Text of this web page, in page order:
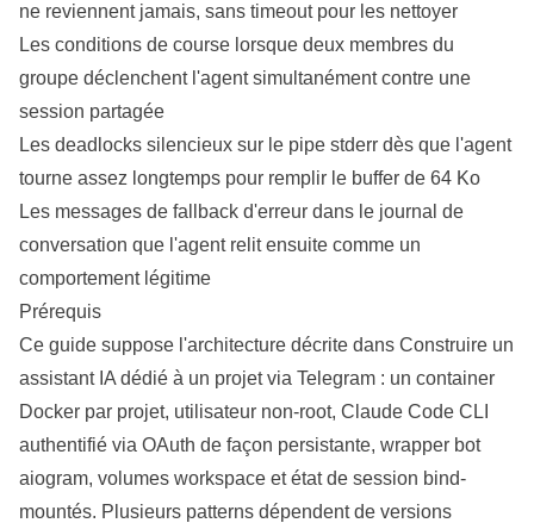
ne reviennent jamais, sans timeout pour les nettoyer
Les conditions de course lorsque deux membres du
groupe déclenchent l'agent simultanément contre une
session partagée
Les deadlocks silencieux sur le pipe stderr dès que l'agent
tourne assez longtemps pour remplir le buffer de 64 Ko
Les messages de fallback d'erreur dans le journal de
conversation que l'agent relit ensuite comme un
comportement légitime
Prérequis
Ce guide suppose l'architecture décrite dans Construire un
assistant IA dédié à un projet via Telegram : un container
Docker par projet, utilisateur non-root, Claude Code CLI
authentifié via OAuth de façon persistante, wrapper bot
aiogram, volumes workspace et état de session bind-
mountés. Plusieurs patterns dépendent de versions